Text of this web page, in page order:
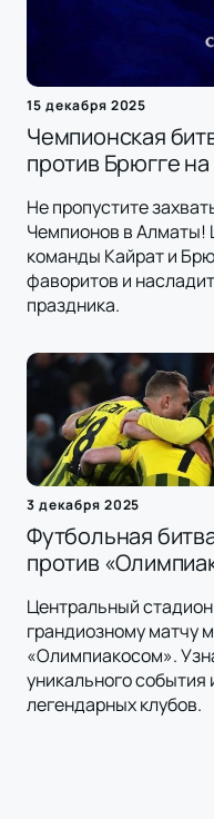
15 декабря 2025
Чемпионская
против Брюгге
Не пропустите
Чемпионов в Алматы!
команды Кайрат и
фаворитов и
праздника.
3 декабря 2025
Футбольная
против
Центральный
грандиозному матчу
«Олимпиакосом».
уникального события
легендарных клубов.